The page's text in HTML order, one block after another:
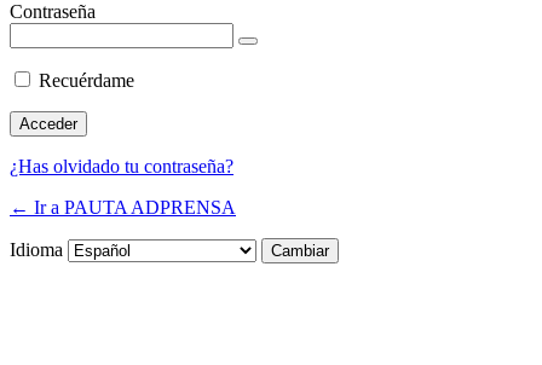
Contraseña
Recuérdame
¿Has olvidado tu contraseña?
← Ir a PAUTA ADPRENSA
Idioma